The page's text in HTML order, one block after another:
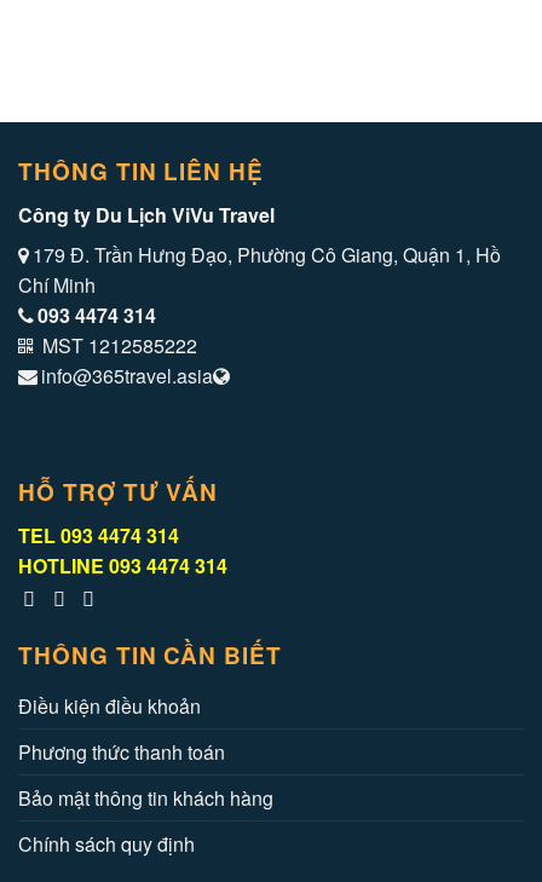
THÔNG TIN LIÊN HỆ
Công ty Du Lịch ViVu Travel
179 Đ. Trần Hưng Đạo, Phường Cô Giang, Quận 1, Hồ
Chí Minh
093 4474 314
MST 1212585222
info@365travel.asia
HỖ TRỢ TƯ VẤN
TEL093 4474 314
HOTLINE 093 4474 314
THÔNG TIN CẦN BIẾT
Điều kiện điều khoản
Phương thức thanh toán
Bảo mật thông tin khách hàng
Chính sách quy định